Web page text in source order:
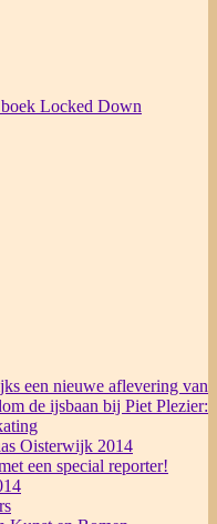
Locked Down
een nieuwe aflevering van
de ijsbaan bij Piet Plezier:
Oisterwijk 2014
een special reporter!